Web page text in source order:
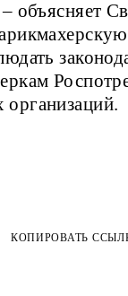
– объясняет
КОПИРОВАТЬ